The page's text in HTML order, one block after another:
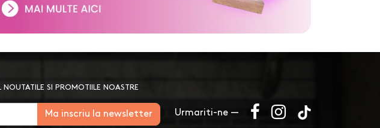
SI PROMOTIILE NOASTRE
Ma inscriu la newsletter Urmariti-ne —